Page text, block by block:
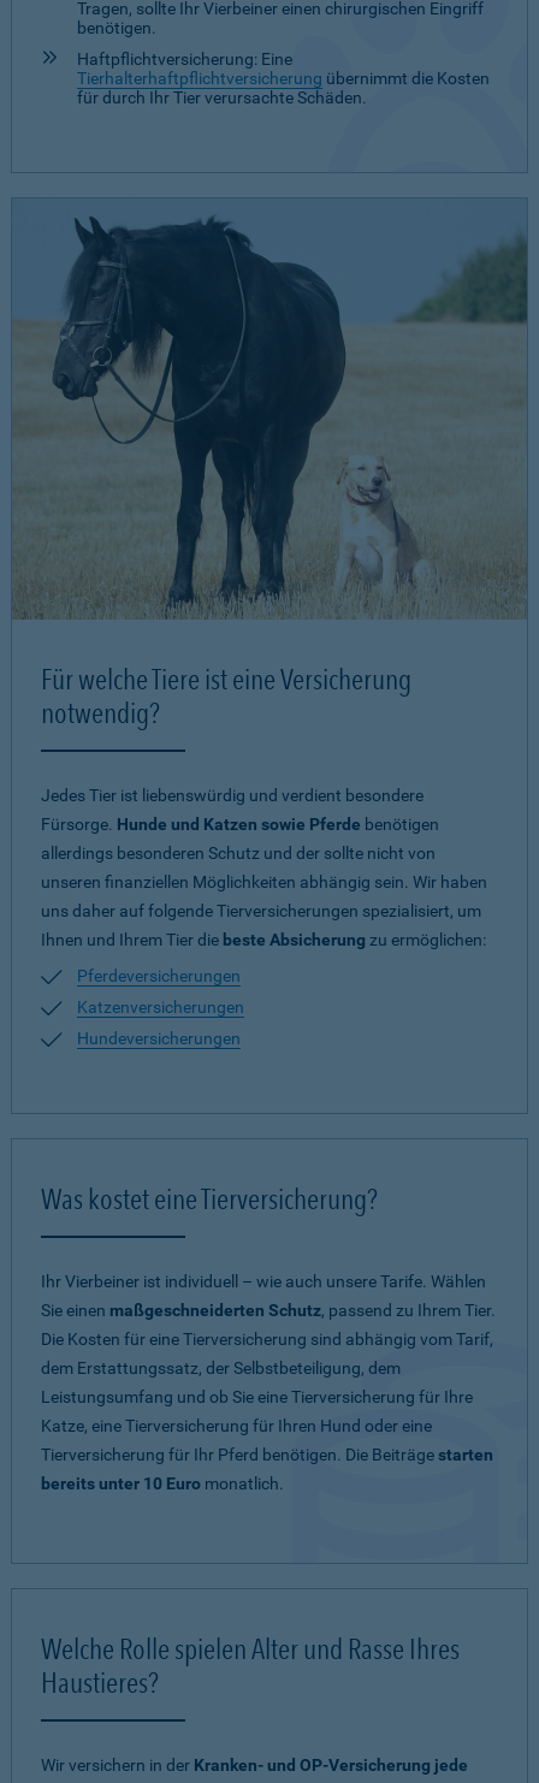
Tragen, sollte Ihr Vierbeiner einen chirurgischen Eingriff
benötigen.
Haftpflichtversicherung: Eine
Tierhalterhaftpflichtversicherung übernimmt die Kosten
für durch Ihr Tier verursachte Schäden.
Für welche Tiere ist eine Versicherung
notwendig?
Jedes Tier ist liebenswürdig und verdient besondere
Fürsorge. Hunde und Katzen sowie Pferde benötigen
allerdings besonderen Schutz und der sollte nicht von
unseren finanziellen Möglichkeiten abhängig sein. Wir haben
uns daher auf folgende Tierversicherungen spezialisiert, um
Ihnen und Ihrem Tier die beste Absicherung zu ermöglichen:
Pferdeversicherungen
Katzenversicherungen
Hundeversicherungen
Was kostet eine Tierversicherung?
Ihr Vierbeiner ist individuell – wie auch unsere Tarife. Wählen
Sie einen maßgeschneiderten Schutz, passend zu Ihrem Tier.
Die Kosten für eine Tierversicherung sind abhängig vom Tarif,
dem Erstattungssatz, der Selbstbeteiligung, dem
Leistungsumfang und ob Sie eine Tierversicherung für Ihre
Katze, eine Tierversicherung für Ihren Hund oder eine
Tierversicherung für Ihr Pferd benötigen. Die Beiträgestarten
bereits unter 10 Euro monatlich.
Welche Rolle spielen Alter und Rasse Ihres
Haustieres?
Wir versichern in der Kranken- und OP-Versicherung jede